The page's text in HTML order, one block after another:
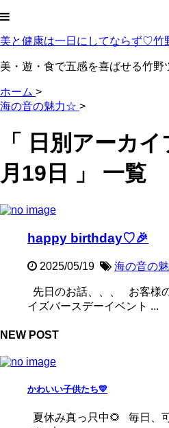
美と健康は一日にしてならず♡竹
美・遊・食で五感を喜ばせる竹
ホーム >
海の音の魅力☆ >
「 日別アーカ
月19日 」 一覧
happy birthday♡🎉
2025/05/19 海の音の
先日のお話、、、 お客様
イズバースデーイベント ...
NEW POST
かわいい子供たち💛
夏休み真っ只中🌻 毎日、